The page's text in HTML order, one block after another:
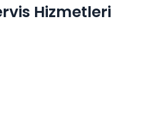
Hizmetleri